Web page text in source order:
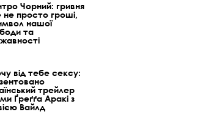
Чорний: гривня
не просто гроші,
нашої
та
від тебе сексу:
трейлер
Ґреґґа Аракі з
Вайлд